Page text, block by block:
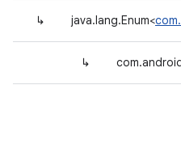
↳ java.lang.Enum<
↳